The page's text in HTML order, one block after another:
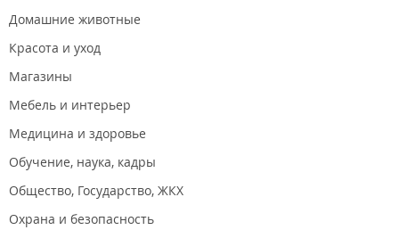
Домашние животные
Красота и уход
Магазины
Мебель и интерьер
Медицина и здоровье
Обучение, наука, кадры
Общество, Государство, ЖКХ
Охрана и безопасность